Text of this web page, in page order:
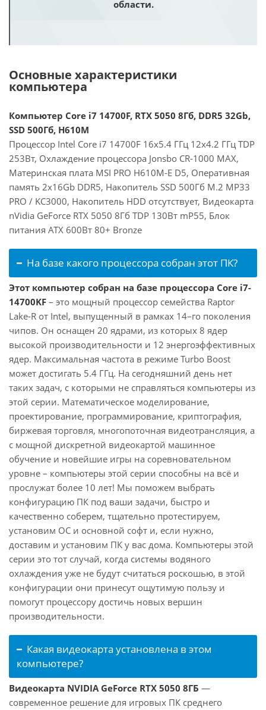
области.
Основные характеристики
компьютера
Компьютер Core i7 14700F, RTX 5050 8Гб, DDR5 32Gb,
SSD 500Гб, H610M
Процессор Intel Core i7 14700F 16x5.4 ГГц 12x4.2 ГГц TDP
253Вт, Охлаждение процессора Jonsbo CR-1000 MAX,
Материнская плата MSI PRO H610M-E D5, Оперативная
память 2x16Gb DDR5, Накопитель SSD 500Гб M.2 MP33
PRO / KC3000, Накопитель HDD отсутствует, Видеокарта
nVidia GeForce RTX 5050 8Гб TDP 130Вт mP55, Блок
питания ATX 600Вт 80+ Bronze
На базе какого процессора собран этот ПК?
Этот компьютер собран на базе процессора Core i7-
14700KF – это мощный процессор семейства Raptor
Lake-R от Intel, выпущенный в рамках 14–го поколения
чипов. Он оснащен 20 ядрами, из которых 8 ядер
высокой производительности и 12 энергоэффективных
ядер. Максимальная частота в режиме Turbo Boost
может достигать 5.4 ГГц. На сегодняшний день нет
таких задач, с которыми не справляться компьютеры из
этой серии. Математическое моделирование,
проектирование, программирование, криптография,
биржевая торговля, многопоточная видеотрансляция, а
с мощной дискретной видеокартой машинное
обучение и новейшие игры на соревновательном
уровне – компьютеры этой серии способны на всё и
прослужат более 10 лет! Мы поможем выбрать
конфигурацию ПК под ваши задачи, быстро и
качественно соберем, тщательно протестируем,
установим ОС и основной софт и, если нужно,
доставим и установим ПК у вас дома. Компьютеры этой
серии это тот случай, когда системы водяного
охлаждения уже не будут считаться роскошью, в этой
конфигурации они принесут ощутимую пользу и
помогут процессору достичь новых вершин
производительности.
Какая видеокарта установлена в этом
компьютере?
Видеокарта NVIDIA GeForce RTX 5050 8ГБ —
современное решение для игровых ПК среднего